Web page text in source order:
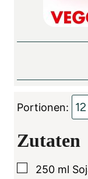
Portionen:
Zutaten
▢
250 ml